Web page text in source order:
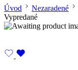
Úvod Nezaradené
Vypredané